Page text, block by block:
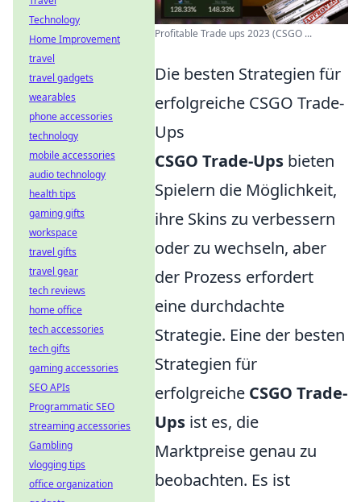
Profitable Trade ups 2023 (CSGO ...
Die besten Strategien für
erfolgreiche CSGO Trade-
Ups
CSGO Trade-Ups bieten
Spielern die Möglichkeit,
ihre Skins zu verbessern
oder zu wechseln, aber
der Prozess erfordert
eine durchdachte
Strategie. Eine der besten
Strategien für
erfolgreiche CSGO Trade-
Ups ist es, die
Marktpreise genau zu
beobachten. Es ist
Technology
Home Improvement
travel
travel gadgets
wearables
phone accessories
technology
mobile accessories
audio technology
health tips
gaming gifts
workspace
travel gifts
travel gear
tech reviews
home office
tech accessories
tech gifts
gaming accessories
SEO APIs
Programmatic SEO
streaming accessories
Gambling
vlogging tips
office organization